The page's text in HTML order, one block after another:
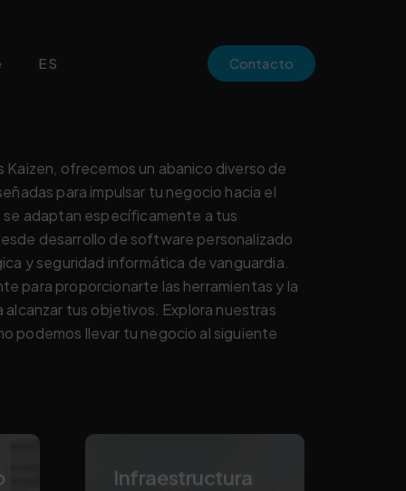
ES Contacto
ofrecemos un abanico diverso de
para impulsar tu negocio hacia el
adaptan específicamente a tus
desarrollo de software personalizado
y seguridad informática de vanguardia.
para proporcionarte las herramientas y la
tus objetivos. Explora nuestras
podemos llevar tu negocio al siguiente
Infraestructura